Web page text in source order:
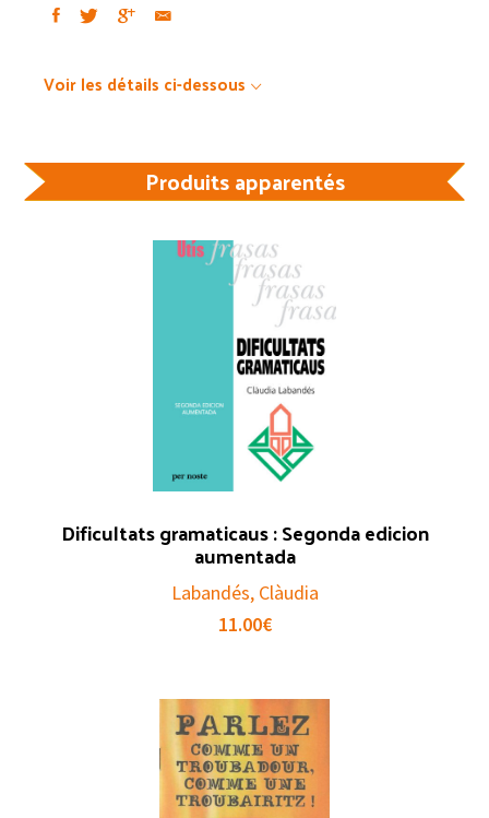
Voir les détails ci-dessous
Produits apparentés
Dificultats gramaticaus : Segonda edicion
aumentada
Labandés, Clàudia
11.00€